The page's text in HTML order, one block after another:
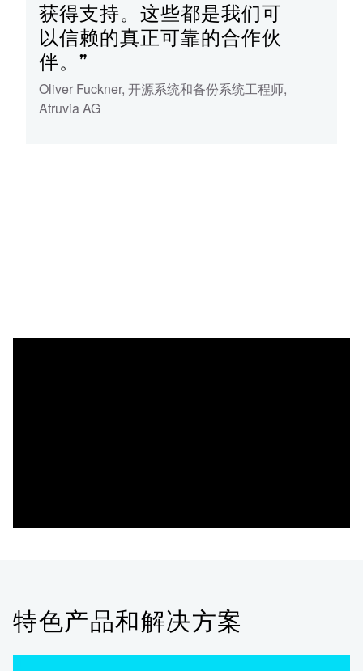
获得支持。这些都是我们可
以信赖的真正可靠的合作伙
伴。”
Oliver Fuckner, 开源系统和备份系统工程师,
Atruvia AG
特色产品和解决方案